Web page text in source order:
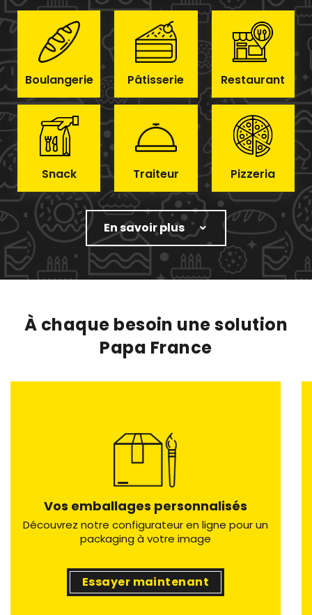
Boulangerie Pâtisserie Restaurant
Snack Traiteur Pizzeria
En savoir plus
À chaque besoin une solution
Papa France
Vos emballages personnalisés
Découvrez notre configurateur en ligne pour un
packaging à votre image
Essayer maintenant